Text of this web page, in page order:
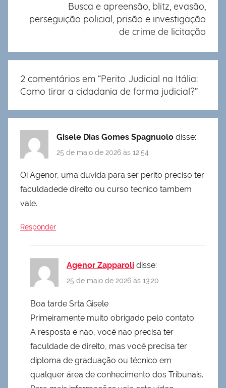
Busca e apreensão, blitz, evasão,
perseguição policial, prisão e investigação
de crime de licitação
2 comentários em “Perito Judicial na Itália:
Como tirar a cidadania de forma judicial?”
Gisele Dias Gomes Spagnuolo disse:
25 de maio de 2026 às 12:54
Oi Agenor, uma duvida para ser perito preciso ter
faculdadede direito ou curso tecnico tambem
vale.
Responder
Agenor Zapparoli disse:
25 de maio de 2026 às 13:20
Boa tarde Srta Gisele
Primeiramente muito obrigado pelo contato.
A resposta é não, você não precisa ter
faculdade de direito, mas você precisa ter
diploma de graduação ou técnico em
qualquer área de conhecimento dos Tribunais.